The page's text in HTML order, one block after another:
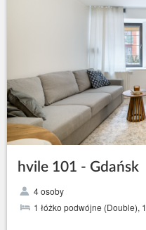
hvile 101 - Gdańsk
4 osoby
1 łóżko podwójne (Double),